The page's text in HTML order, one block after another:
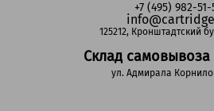
+7 (495) 982-51-
125212, Кронштадтский
Склад
ул. Адмирала